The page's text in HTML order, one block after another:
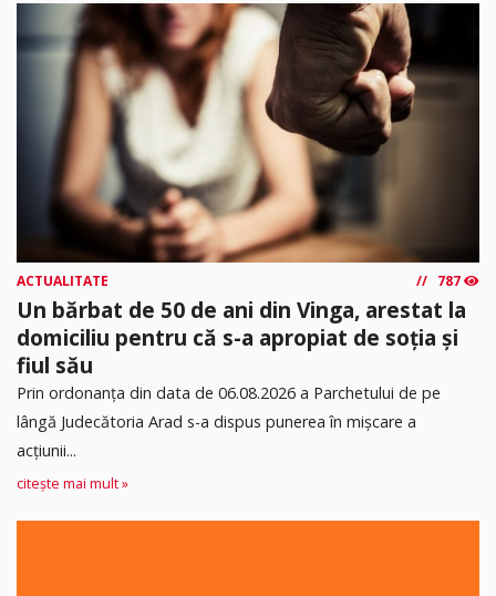
ACTUALITATE 787
Un bărbat de 50 de ani din Vinga, arestat la
domiciliu pentru că s-a apropiat de soția și
fiul său
Prin ordonanța din data de 06.08.2026 a Parchetului de pe
lângă Judecătoria Arad s-a dispus punerea în mişcare a
acţiunii...
citește mai mult »